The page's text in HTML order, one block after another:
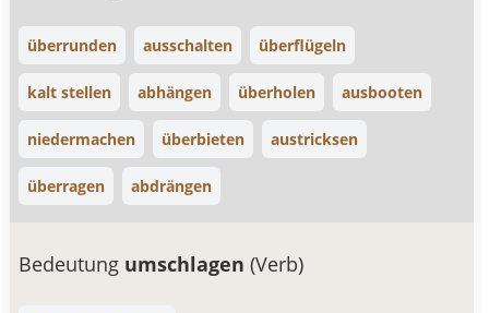
überrunden ausschalten überflügeln
kalt stellen abhängen überholen ausbooten
niedermachen überbieten austricksen
überragen abdrängen
Bedeutung umschlagen(Verb)